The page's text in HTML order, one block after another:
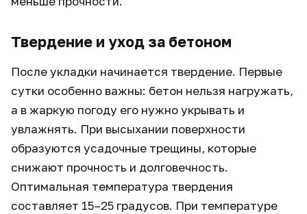
Твердение и уход за бетоном
После укладки начинается твердение. Первые
сутки особенно важны: бетон нельзя нагружать,
а в жаркую погоду его нужно укрывать и
увлажнять. При высыхании поверхности
образуются усадочные трещины, которые
снижают прочность и долговечность.
Оптимальная температура твердения
составляет 15–25 градусов. При температуре